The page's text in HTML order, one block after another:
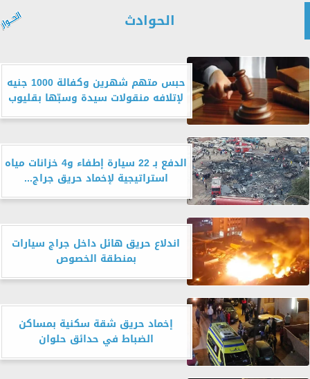
الحوادث
حبس متهم شهرين وكفالة 1000 جنيه
لإتلافه منقولات سيدة وسبّها بقليوب
الدفع بـ 22 سيارة إطفاء و4 خزانات مياه
استراتيجية لإخماد حريق جراج...
اندلاع حريق هائل داخل جراج سيارات
بمنطقة الخصوص
إخماد حريق شقة سكنية بمساكن
الضباط في حدائق حلوان